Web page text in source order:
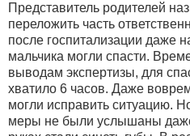
Представитель родителей
переложить часть
после госпитализации даже
мальчика могли спасти.
выводам экспертизы, для
хватило 6 часов. Даже
могли исправить ситуацию.
меры не были услышаны